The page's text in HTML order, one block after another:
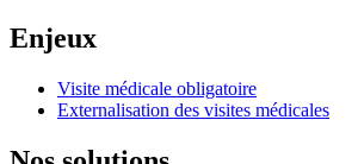
Enjeux
Visite médicale obligatoire
Externalisation des visites médicales